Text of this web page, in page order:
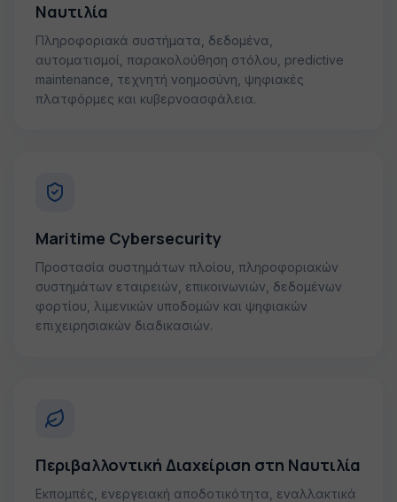
Ναυτιλία
Πληροφοριακά συστήματα, δεδομένα,
αυτοματισμοί, παρακολούθηση στόλου, predictive
maintenance, τεχνητή νοημοσύνη, ψηφιακές
πλατφόρμες και κυβερνοασφάλεια.
Maritime Cybersecurity
Προστασία συστημάτων πλοίου, πληροφοριακών
συστημάτων εταιρειών, επικοινωνιών, δεδομένων
φορτίου, λιμενικών υποδομών και ψηφιακών
επιχειρησιακών διαδικασιών.
Περιβαλλοντική Διαχείριση στη Ναυτιλία
Εκπομπές, ενεργειακή αποδοτικότητα, εναλλακτικά